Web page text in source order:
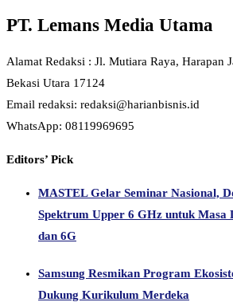
PT. Lemans Media Utama
Alamat Redaksi : Jl. Mutiara Raya, Harapan
Bekasi Utara 17124
Email redaksi: redaksi@harianbisnis.id
WhatsApp: 08119969695
Editors’ Pick
MASTEL Gelar Seminar Nasional,
Spektrum Upper 6 GHz untuk Masa
dan 6G
Samsung Resmikan Program
Dukung Kurikulum Merdeka